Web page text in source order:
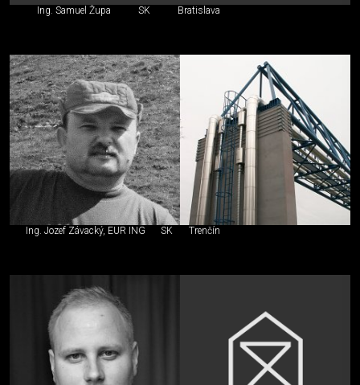
Ing. Samuel Župa SK Bratislava
Ing. Jozef Závacký, EUR ING SK Trenčín